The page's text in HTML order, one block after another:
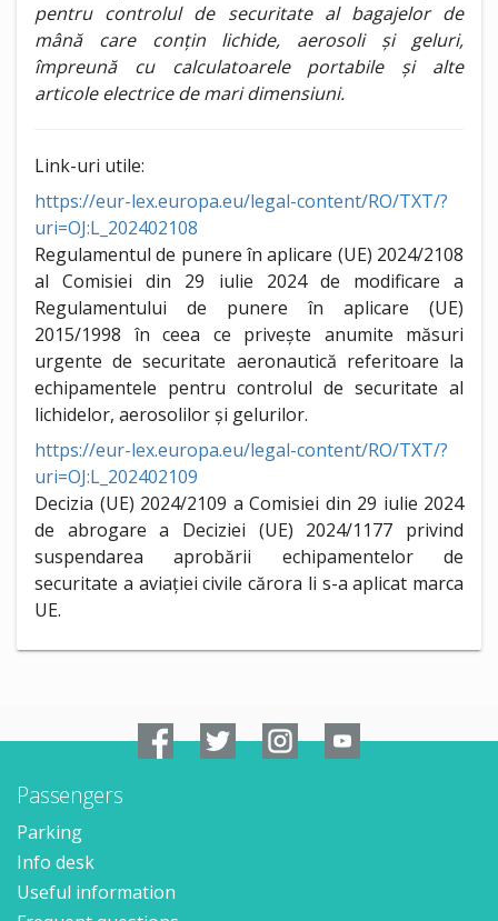
pentru controlul de securitate al bagajelor de
mână care conțin lichide, aerosoli și geluri,
împreună cu calculatoarele portabile și alte
articole electrice de mari dimensiuni.
Link-uri utile:
https://eur-lex.europa.eu/legal-content/RO/TXT/?
uri=OJ:L_202402108
Regulamentul de punere în aplicare (UE) 2024/2108
al Comisiei din 29 iulie 2024 de modificare a
Regulamentului de punere în aplicare (UE)
2015/1998 în ceea ce privește anumite măsuri
urgente de securitate aeronautică referitoare la
echipamentele pentru controlul de securitate al
lichidelor, aerosolilor și gelurilor.
https://eur-lex.europa.eu/legal-content/RO/TXT/?
uri=OJ:L_202402109
Decizia (UE) 2024/2109 a Comisiei din 29 iulie 2024
de abrogare a Deciziei (UE) 2024/1177 privind
suspendarea aprobării echipamentelor de
securitate a aviației civile cărora li s-a aplicat marca
UE.
Passengers
Parking
Info desk
Useful information